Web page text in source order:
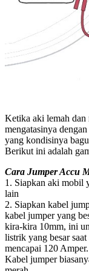
Ketika aki lemah dan
mengatasinya dengan
yang kondisinya
Berikut ini adalah
Cara Jumper Accu
1. Siapkan aki mobil
lain
2. Siapkan kabel
kabel jumper yang
kira-kira 10mm, ini
listrik yang besar saat
mencapai 120 Amper.
Kabel jumper